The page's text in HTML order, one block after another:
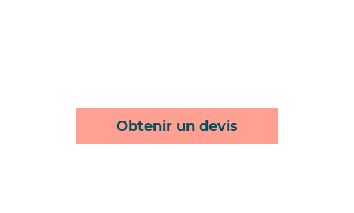
Obtenir un devis